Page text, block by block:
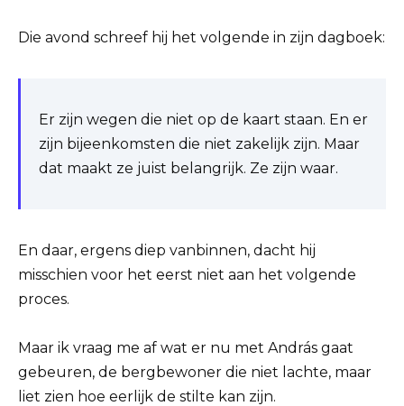
Die avond schreef hij het volgende in zijn dagboek:
Er zijn wegen die niet op de kaart staan. En er
zijn bijeenkomsten die niet zakelijk zijn. Maar
dat maakt ze juist belangrijk. Ze zijn waar.
En daar, ergens diep vanbinnen, dacht hij
misschien voor het eerst niet aan het volgende
proces.
Maar ik vraag me af wat er nu met András gaat
gebeuren, de bergbewoner die niet lachte, maar
liet zien hoe eerlijk de stilte kan zijn.